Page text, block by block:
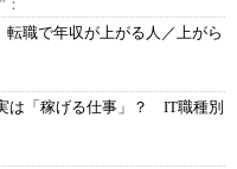
転職で年収が上がる人／上がら
は「稼げる仕事」？ IT職種別